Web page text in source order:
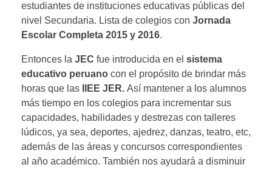
estudiantes de instituciones educativas públicas del
nivel Secundaria. Lista de colegios con Jornada
Escolar Completa 2015 y 2016.
Entonces la JEC fue introducida en el sistema
educativo peruano con el propósito de brindar más
horas que las
IIEE JER. Así mantener a los alumnos
más tiempo en los colegios para incrementar sus
capacidades, habilidades y destrezas con talleres
lúdicos, ya sea, deportes, ajedrez, danzas, teatro, etc,
además de las áreas y concursos correspondientes
al año académico. También nos ayudará a disminuir